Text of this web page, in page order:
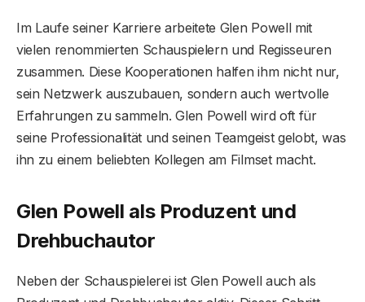
Im Laufe seiner Karriere arbeitete Glen Powell mit
vielen renommierten Schauspielern und Regisseuren
zusammen. Diese Kooperationen halfen ihm nicht nur,
sein Netzwerk auszubauen, sondern auch wertvolle
Erfahrungen zu sammeln. Glen Powell wird oft für
seine Professionalität und seinen Teamgeist gelobt, was
ihn zu einem beliebten Kollegen am Filmset macht.
Glen Powell als Produzent und
Drehbuchautor
Neben der Schauspielerei ist Glen Powell auch als